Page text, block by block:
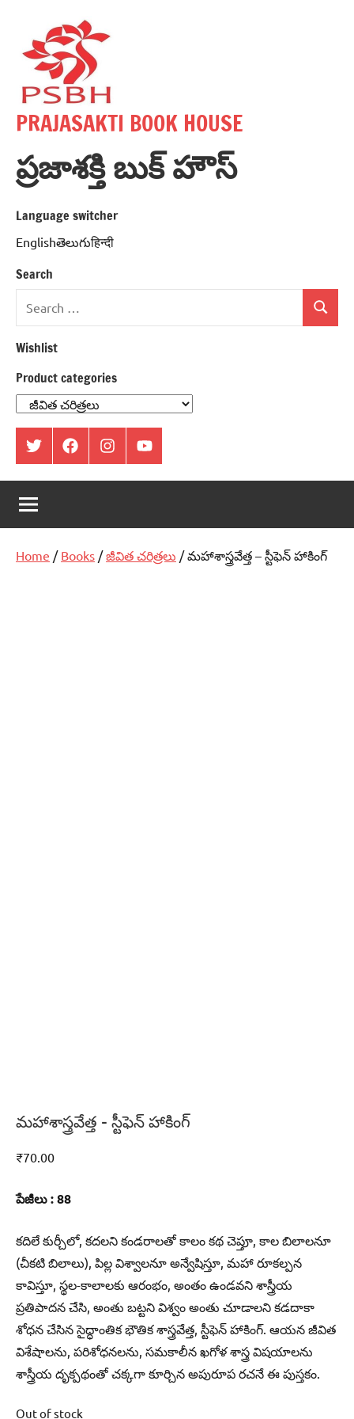
content
PRAJASAKTI BOOK HOUSE
ప్రజాశక్తి బుక్ హౌస్
Language switcher
Englishతెలుగుहिन्दी
Search
Search
for:
Search
Wishlist
Product categories
ట్విట్టర్
ఫేస్
బుక్
ఇంస్టాగ్రామ్యూట్యూబ్
Home / Books /జీవిత చరిత్రలు / మహాశాస్త్రవేత్త – స్టీఫెన్‌ హాకింగ్‌
మహాశాస్త్రవేత్త – స్టీఫెన్‌ హాకింగ్‌
₹70.00
పేజీలు : 88
కదిలే కుర్చీలో, కదలని కండరాలతో కాలం కథ చెప్తూ, కాల బిలాలనూ
(చీకటి బిలాలు), పిల్ల విశ్వాలనూ అన్వేషిస్తూ, మహా రూకల్పన
కావిస్తూ, స్థల-కాలాలకు ఆరంభం, అంతం ఉండవని శాస్త్రీయ
ప్రతిపాదన చేసి, అంతు బట్టని విశ్వం అంతు చూడాలని కడదాకా
శోధన చేసిన సైద్ధాంతిక భౌతిక శాస్త్రవేత్త, స్టీఫెన్‌ హాకింగ్‌. ఆయన జీవిత
విశేషాలను, పరిశోధనలను, సమకాలీన ఖగోళ శాస్త్ర విషయాలను
శాస్త్రీయ దృక్పథంతో చక్కగా కూర్చిన అపురూప రచనే ఈ పుస్తకం.
Out of stock